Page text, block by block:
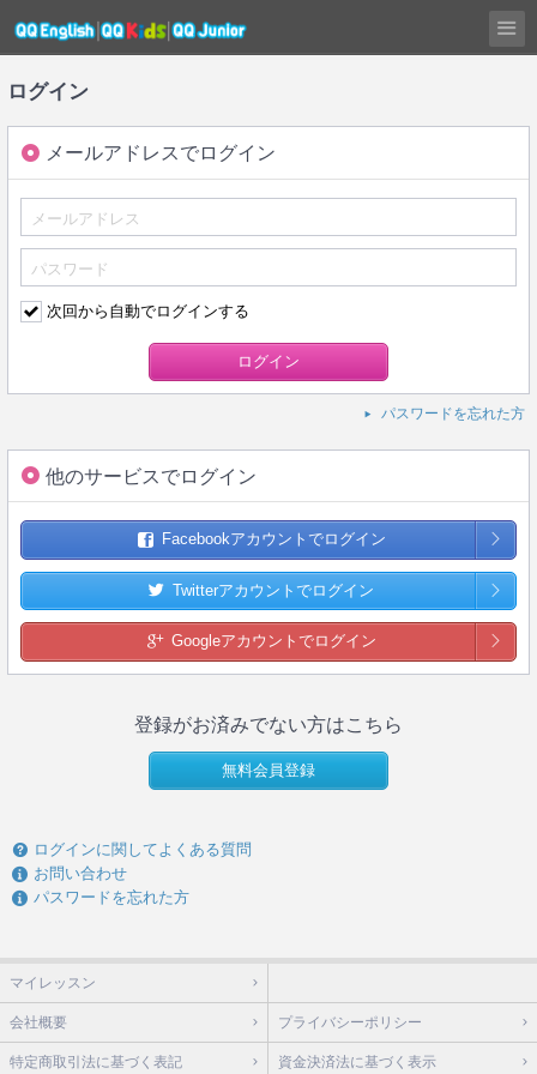
ログイン
メールアドレスでログイン
次回から自動でログインする
パスワードを忘れた方
他のサービスでログイン
Facebookアカウントでログイン
Twitterアカウントでログイン
Googleアカウントでログイン
登録がお済みでない方はこちら
無料会員登録
ログインに関してよくある質問
お問い合わせ
パスワードを忘れた方
マイレッスン
会社概要 プライバシーポリシー
特定商取引法に基づく表記 資金決済法に基づく表示